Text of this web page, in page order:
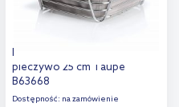
Blomus Delara koszyk na
pieczywo 25 cm Taupe
B63668
Dostępność: na zamówienie